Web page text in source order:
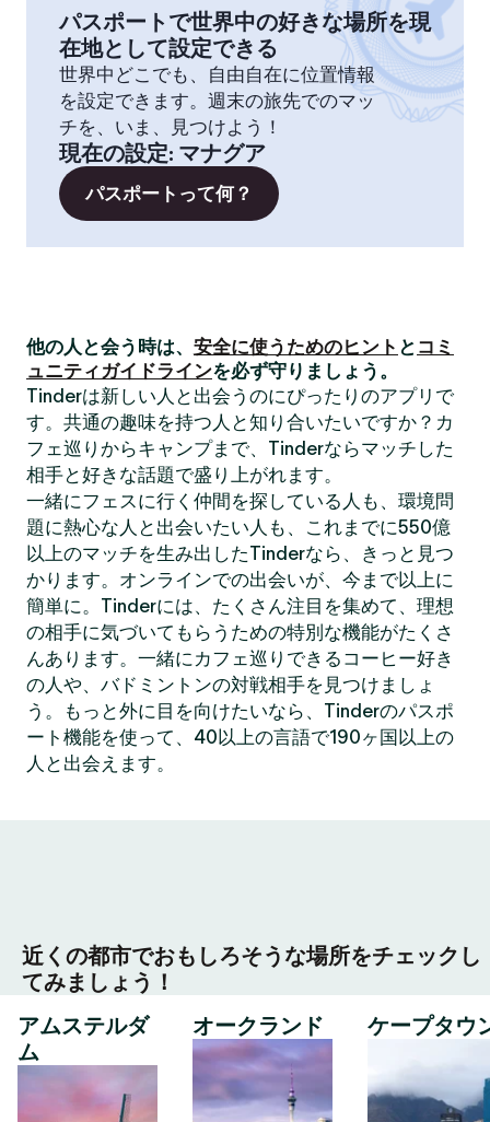
パスポートで世界中の好きな場所を現
在地として設定できる
世界中どこでも、自由自在に位置情報
を設定できます。週末の旅先でのマッ
チを、いま、見つけよう！
現在の設定: マナグア
パスポートって何？
他の人と会う時は、 安全に使うためのヒント と コミ
ュニティガイドラインを必ず守りましょう。
Tinderは新しい人と出会うのにぴったりのアプリで
す。共通の趣味を持つ人と知り合いたいですか？カ
フェ巡りからキャンプまで、Tinderならマッチした
相手と好きな話題で盛り上がれます。
一緒にフェスに行く仲間を探している人も、環境問
題に熱心な人と出会いたい人も、これまでに550億
以上のマッチを生み出したTinderなら、きっと見つ
かります。オンラインでの出会いが、今まで以上に
簡単に。Tinderには、たくさん注目を集めて、理想
の相手に気づいてもらうための特別な機能がたくさ
んあります。一緒にカフェ巡りできるコーヒー好き
の人や、バドミントンの対戦相手を見つけましょ
う。もっと外に目を向けたいなら、Tinderのパスポ
ート機能を使って、40以上の言語で190ヶ国以上の
人と出会えます。
近くの都市でおもしろそうな場所をチェックし
てみましょう！
アムステルダ
ム
オークランド ケープタウ